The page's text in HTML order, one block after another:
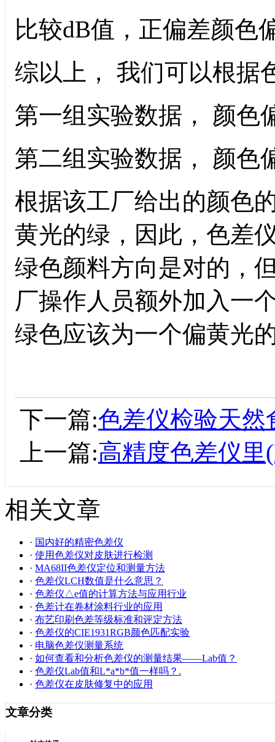
比较dB值，正偏差颜色
综以上， 我们可以根据
第一组实验数据， 颜色
第二组实验数据， 颜色
根据该工厂给出的颜色
黄光的绿，因此，色差
绿色颜料方向是对的，
厂操作人员额外加入一
绿色应该为一个偏黄光
下一篇:色差仪检验天然
上一篇:高精度色差仪里
相关文章
· 国内好的精密色差仪
· 使用色差仪对皮肤进行检测
· MA68II色差仪定位和测量方法
· 色差仪LCH数值是什么意思？
· 色差仪△e值的计算方法与应用行业
· 色差计在卷材涂料行业的应用
· 布艺印刷色差等级标准和评定方法
· 色差仪的CIE1931RGB颜色匹配实验
· 电脑色差仪测量系统
· 如何查看和分析色差仪的测量结果——Lab值？
· 色差仪Lab值和L*a*b*值一样吗？.
· 色差仪在皮肤修复中的应用
文章分类